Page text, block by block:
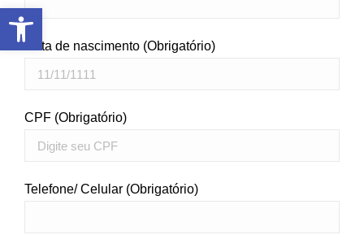
Data de nascimento (Obrigatório)
CPF (Obrigatório)
Telefone/ Celular (Obrigatório)
Abrir a barra de ferramentas